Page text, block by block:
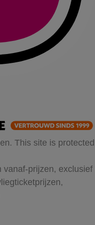
This site is protected
vanaf-prijzen, exclusief